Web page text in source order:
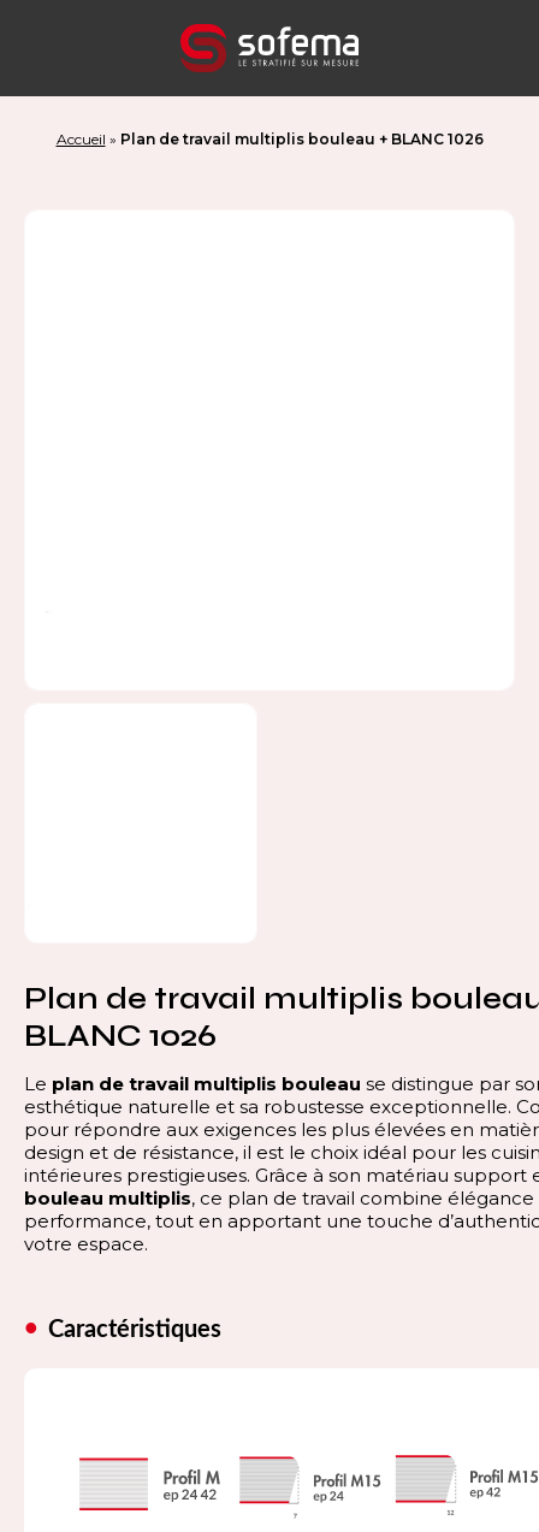
Accueil » Plan de travail multiplis bouleau + BLANC 1026
Plan de travail multiplis
BLANC 1026
Le plan de travail multiplis bouleau se distingue par
esthétique naturelle et sa robustesse exceptionnelle.
pour répondre aux exigences les plus élevées en
design et de résistance, il est le choix idéal pour les
intérieures prestigieuses. Grâce à son matériau support
bouleau multiplis, ce plan de travail combine
performance, tout en apportant une touche
votre espace.
Caractéristiques